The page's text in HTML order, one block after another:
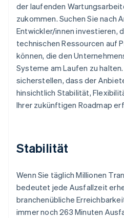
der laufenden
zukommen. Suchen Sie nach
Entwickler/innen investieren,
technischen Ressourcen auf
können, die den
Systeme am Laufen zu
sicherstellen, dass der
hinsichtlich Stabilität,
Ihrer zukünftigen Roadmap
Stabilität
Wenn Sie täglich Millionen
bedeutet jede Ausfallzeit
branchenübliche
immer noch 263 Minuten